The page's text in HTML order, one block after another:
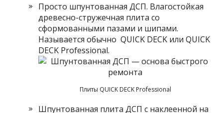
Просто шпунтованная ДСП. Влагостойкая
древесно-стружечная плита со
сформованными пазами и шипами.
Называется обычно QUICK DECK или QUICK
DECK Professional.
Плиты QUICK DECK Professional
Шпунтованная плита ДСП с наклеенной на